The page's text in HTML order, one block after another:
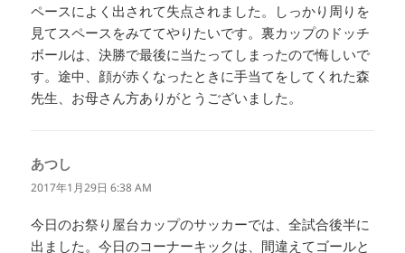
ペースによく出されて失点されました。しっかり周りを
見てスペースをみててやりたいです。裏カップのドッチ
ボールは、決勝で最後に当たってしまったので悔しいで
す。途中、顔が赤くなったときに手当てをしてくれた森
先生、お母さん方ありがとうございました。
あつし
り:
2017年1月29日 6:38 AM
今日のお祭り屋台カップのサッカーでは、全試合後半に
出ました。今日のコーナーキックは、間違えてゴールと